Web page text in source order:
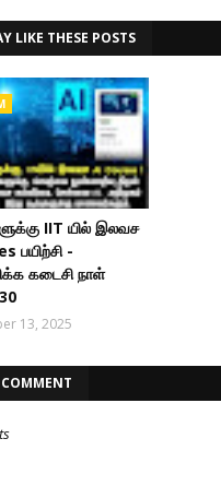
LIKE THESE POSTS
IIT யில் இலவச
பயிற்சி -
கடைசி நாள்
13, 2025